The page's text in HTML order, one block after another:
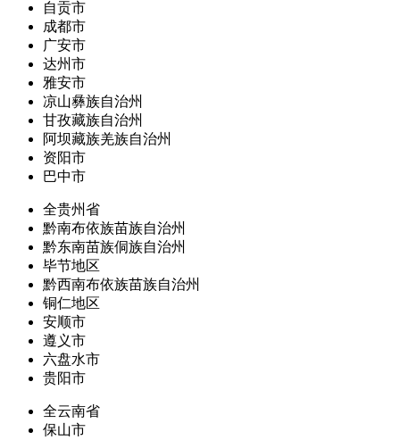
自贡市
成都市
广安市
达州市
雅安市
凉山彝族自治州
甘孜藏族自治州
阿坝藏族羌族自治州
资阳市
巴中市
全贵州省
黔南布依族苗族自治州
黔东南苗族侗族自治州
毕节地区
黔西南布依族苗族自治州
铜仁地区
安顺市
遵义市
六盘水市
贵阳市
全云南省
保山市